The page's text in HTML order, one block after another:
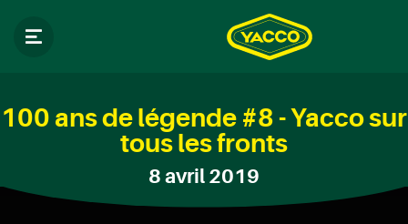
100 ans de légende #8 - Yacco sur
tous les fronts
8 avril 2019